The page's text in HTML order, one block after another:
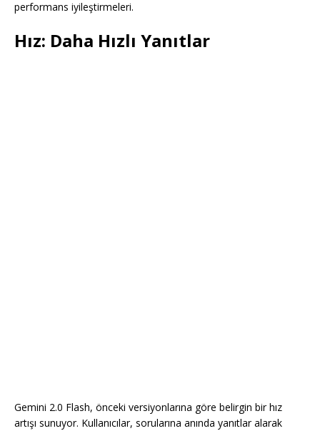
performans iyileştirmeleri.
Hız: Daha Hızlı Yanıtlar
Gemini 2.0 Flash, önceki versiyonlarına göre belirgin bir hız
artışı sunuyor. Kullanıcılar, sorularına anında yanıtlar alarak